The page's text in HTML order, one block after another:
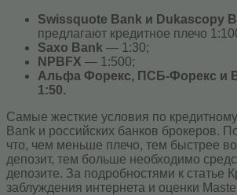
Swissquote Bank и Dukascopy
предлагают кредитное плечо
Saxo Bank — 1:30;
NPBFX — 1:500;
Альфа Форекс, ПСБ-Форекс и
1:50.
Самые жесткие условия по
Bank и российских банков брокеров.
что, чем меньше плечо, тем быстрее
депозит, тем больше необходимо
депозите. За подробностями к статье
заблуждения интернета и оценки